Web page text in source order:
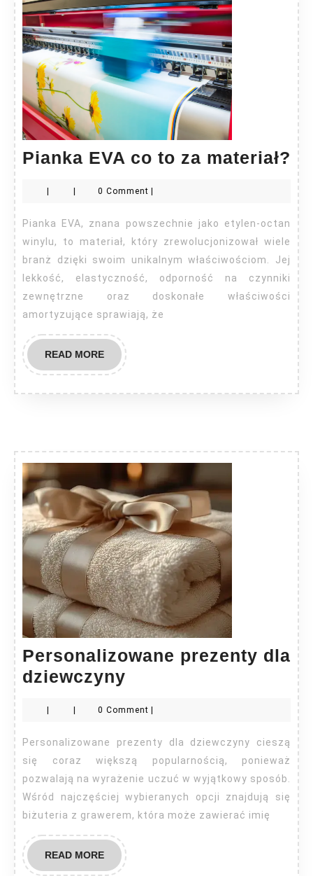
Pianka EVA co to za materiał?
co
to
za
| | 0 Comment |
Pianka EVA, znana powszechnie jako etylen-octan
winylu, to materiał, który zrewolucjonizował wiele
branż dzięki swoim unikalnym właściwościom. Jej
lekkość, elastyczność, odporność na czynniki
zewnętrzne oraz doskonałe właściwości
amortyzujące sprawiają, że
READ MOREREAD
MORE
Personalizowane prezenty dla
dziewczyny
dla
dziewczyny
0 Comment
Personalizowane prezenty dla dziewczyny cieszą
się coraz większą popularnością, ponieważ
pozwalają na wyrażenie uczuć w wyjątkowy sposób.
Wśród najczęściej wybieranych opcji znajdują się
biżuteria z grawerem, która może zawierać imię
READ MOREREAD
MORE